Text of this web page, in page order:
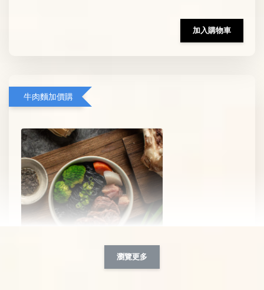
加入購物車
牛肉麵加價購
瀏覽更多